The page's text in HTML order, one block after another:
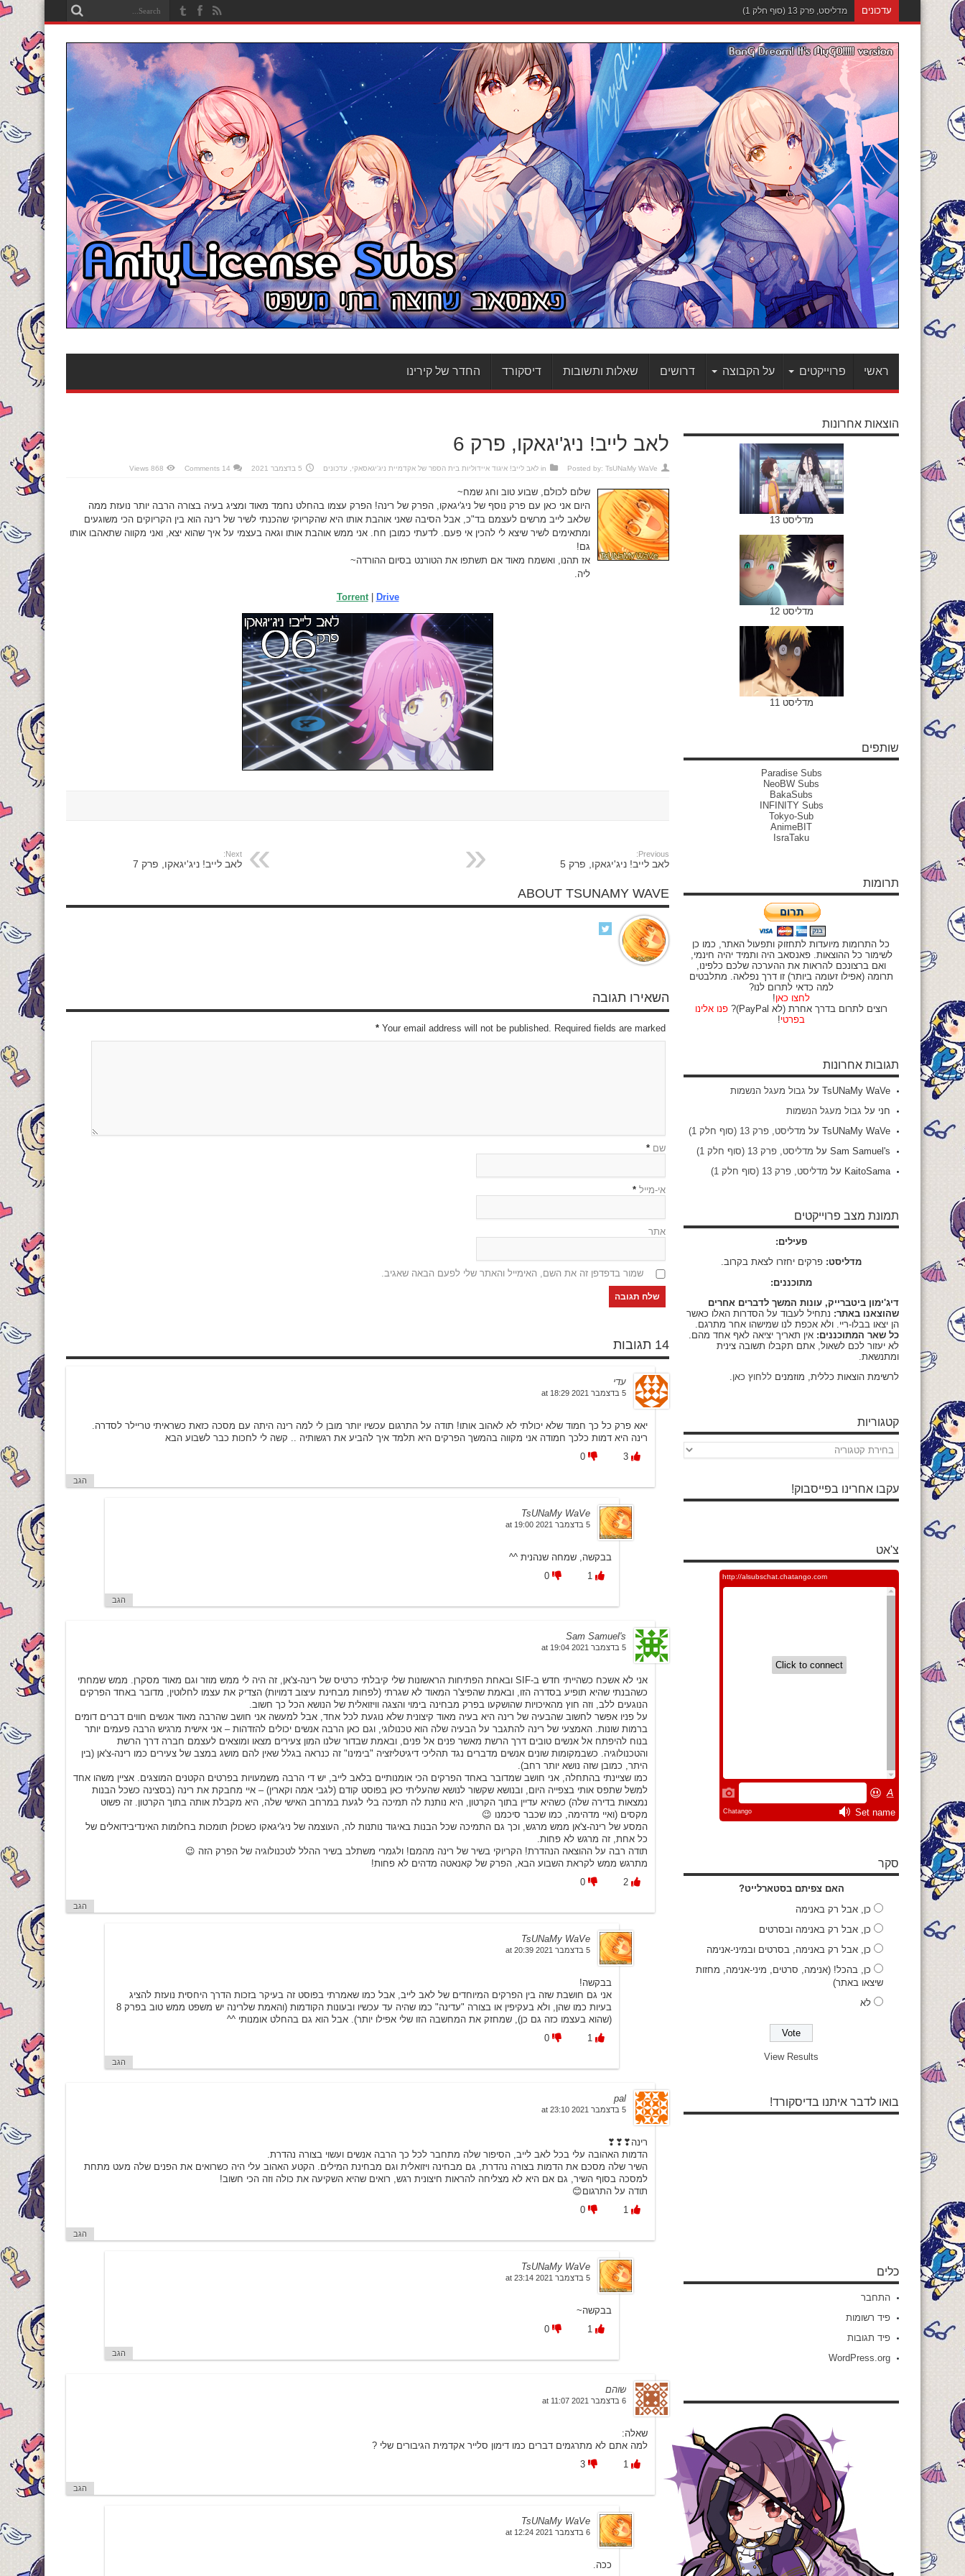
עדכונים מדליסט, פרק 12
ראשי פרוייקטים על הקבוצה דרושים שאלות ותשובות דיסקורד החדר של קירינו
לאב לייב! ניג'יגאקו, פרק 6
Posted by: TsUNaMy WaVe
in לאב לייב! איגוד איידוליות בית הספר של אקדמיית ניג'יגאסאקי עדכונים 5 בדצמבר 2021 14 Comments
868 Views
שלום לכולם, שבוע טוב וחג שמח~
היום אני כאן עם פרק נוסף של ניג'יגאקו, הפרק של רינה! הפרק עצמו בהחלט נחמד מאוד ומציג בעיה בצורה הרבה יותר נועזת ממה
שלאב לייב מרשים לעצמם בד"כ, אבל הסיבה שאני אוהבת אותו היא שהקריוקי שהכנתי לשיר של רינה הוא בין הקריוקים הכי משוגעים
ומתאימים לשיר שיצא לי להכין אי פעם. לדעתי כמובן חח. אני ממש אוהבת אותו וגאה בעצמי על איך שהוא יצא, ואני מקווה שתאהבו אותו
גם!
אז תהנו, ואשמח מאוד אם תשתפו את הטורנט בסיום ההורדה~
ליה.
Torrent| Drive
Previous:
לאב לייב! ניג'יגאקו, פרק 5
Next:
לאב לייב! ניג'יגאקו, פרק 7
ABOUT TSUNAMY WAVE
השאירו תגובה
Your email address will not be published. Required fields are marked
*
שם *
אי-מייל *
אתר
שמור בדפדפן זה את השם, האימייל והאתר שלי לפעם הבאה שאגיב.
14 תגובות
עדי
5 בדצמבר 2021 at 18:29
יאא פרק כל כך חמוד שלא יכולתי לא לאהוב אותו! תודה על התרגום עכשיו יותר מובן לי למה רינה היתה עם מסכה כזאת כשראיתי טריילר לסדרה.
רינה היא דמות כלכך חמודה אני מקווה בהמשך הפרקים היא תלמד איך להביע את רגשותיה .. קשה לי לחכות כבר לשבוע הבא
3
0
הגב
TsUNaMy WaVe
5 בדצמבר 2021 at 19:00
בבקשה, שמחה שנהנית ^^
1
0
הגב
Sam Samuel's
5 בדצמבר 2021 at 19:04
אני לא אשכח כשהייתי חדש ב-SIF ובאחת הפתיחות הראשונות שלי קיבלתי כרטיס של רינה-צ'אן, זה היה לי ממש מוזר וגם מאוד מסקרן. ממש שמחתי
כשהבנתי שהיא תופיע בסדרה הזו, ובאמת שהפיצ'ר המאוד לא שגרתי (לפחות מבחינת עיצוב דמויות) הצדיק את עצמו לחלוטין, מדובר באחד הפרקים
הנוגעים ללב, וזה חוץ מהאיכויות שהושקעו בפרק מבחינה בימוי והצגה וויזואלית של הנושא הכל כך חשוב.
על פניו אפשר לחשוב שהבעיה של רינה היא בעיה מאוד קיצונית שלא נוגעת לכל אחד, אבל למעשה אני חושב שהרבה מאוד אנשים חווים דברים דומים
ברמות שונות. האמצעי של רינה להתגבר על הבעיה שלה הוא טכנולוגי, וגם כאן הרבה אנשים יכולים להזדהות – אני אישית מרגיש הרבה פעמים יותר
בנוח להיפתח אל אנשים טובים דרך הרשת מאשר פנים אל פנים, ובאמת שבדור שלנו המון צעירים מצאו ומוצאים לעצמם חברה דרך הרשת
והטכנולוגיה. כשבמקומות שונים אנשים מדברים נגד תהליכי דיגיטליזציה "בימינו" זה כנראה בגלל שאין להם מושג במצב של צעירים כמו רינה-צ'אן (בין
היתר, כמובן שזה נושא יותר רחב).
כמו שציינתי בהתחלה, אני חושב שמדובר באחד הפרקים הכי אומנותיים בלאב לייב, יש די הרבה משמעויות בפרטים הקטנים המוצגים. אציין משהו אחד
למשל שתפס אותי בצפייה היום, ובנושא שקשור לנושא שהעליתי כאן בפוסט קודם (לגבי אמה וקארין) – איי מחבקת את רינה (בסצינה כשכל הבנות
נמצאות בדירה שלה) כשהיא עדיין בתוך הקרטון, היא נותנת לה תמיכה בלי לגעת במרחב האישי שלה, היא מקבלת אותה בתוך הקרטון. זה פשוט
מקסים (ואיי מדהימה, כמו שכבר סיכמנו 😉
המסע של רינה-צ'אן ממש מרגש, וכך גם התמיכה שכל הבנות באיגוד נותנות לה, העוצמה של ניג'יגאקו כשכולן תומכות בחלומות האינדיבידואלים של
כל אחת, זה מרגש לא פחות.
תודה רבה על ההוצאה הנהדרת! הקריוקי בשיר של רינה מהמם! ולגמרי משתלב בשיר ההלל לטכנולוגיה של הפרק הזה 😉
מתרגש ממש לקראת השבוע הבא, הפרק של קאנאטה מדהים לא פחות!
2
0
הגב
TsUNaMy WaVe
5 בדצמבר 2021 at 20:39
בבקשה!
אני גם חושבת שזה בין הפרקים המיוחדים של לאב לייב, אבל כמו שאמרתי בפוסט זה בעיקר בזכות הדרך היחסית נועזת להציג
בעיות כמו שהן, ולא בעקיפין או בצורה "עדינה" כמו שהיה עד עכשיו ובעונות הקודמות (והאמת שלרינה יש משפט ממש טוב בפרק 8
(שהוא בעצמו כזה גם כן), שמחזק את המחשבה הזו שלי אפילו יותר). אבל הוא גם בהחלט אומנותי ^^
1
0
הגב
pal
5 בדצמבר 2021 at 23:10
רינה❣❣❣
הדמות האהובה עלי בכל לאב לייב, הסיפור שלה מתחבר לכל כך הרבה אנשים ועשוי בצורה נהדרת.
השיר שלה מסכם את הדמות בצורה נהדרת, גם מבחינה ויזואלית וגם מבחינת המילים. הקטע האהוב עלי היה כשרואים את הפנים שלה מעט מתחת
למסכה בסוף השיר, גם אם היא לא מצליחה להראות חיצונית רגש, רואים שהיא השקיעה את כולה וזה הכי חשוב!
תודה על התרגום😊
1
0
הגב
TsUNaMy WaVe
5 בדצמבר 2021 at 23:14
בבקשה~
1
0
הגב
שוהם
6 בדצמבר 2021 at 11:07
שאלה:
למה אתם לא מתרגמים דברים כמו דימון סלייר אקדמית הגיבורים שלי ?
1
3
הגב
TsUNaMy WaVe
6 בדצמבר 2021 at 12:24
ככה.
הוצאות אחרונות
מדליסט 13
מדליסט 12
מדליסט 11
שותפים
Paradise Subs
NeoBW Subs
BakaSubs
INFINITY Subs
Tokyo-Sub
AnimeBIT
IsraTaku
תרומות
כל התרומות מיועדות לתחזוק ותפעול האתר, כמו כן
לשימור כל ההוצאות. פאנסאב היה ותמיד יהיה חינמי,
ואם ברצונכם להראות את ההערכה שלכם כלפינו,
תרומה (אפילו זעומה ביותר) זו דרך נפלאה. מתלבטים
למה כדאי לתרום לנו?
לחצו כאן!
רוצים לתרום בדרך אחרת (לא PayPal)?
פנו אלינו
בפרטי!
תגובות אחרונות
TsUNaMy WaVe על גבול מעגל הנשמות
חני על גבול מעגל הנשמות
TsUNaMy WaVe על מדליסט, פרק 13 (סוף חלק 1)
Sam Samuel's על מדליסט, פרק 13 (סוף חלק 1)
KaitoSama על מדליסט, פרק 13 (סוף חלק 1)
תמונת מצב פרוייקטים
פעילים:
מדליסט: פרקים יחזרו לצאת בקרוב.
מתוכננים:
דיג'ימון ביטברייק, עונות המשך לדברים אחרים
שהוצאנו באתר: נתחיל לעבוד על הסדרות האלו כאשר
הן יצאו בבלו-ריי. ולא אכפת לנו שמישהו אחר מתרגם.
כל שאר המתוכננים: אין תאריך יציאה לאף אחד מהם.
לא יעזור לכם לשאול, אתם תקבלו תשובה צינית
ומתנשאת.
לרשימת הוצאות כללית, מוזמנים ללחוץ כאן.
קטגוריות
קטגוריות
עקבו אחרינו בפייסבוק!
צ'אט
סקר
האם צפיתם בסטארלייט?
כן, אבל רק באנימה
כן, אבל רק באנימה ובסרטים
כן, אבל רק באנימה, בסרטים ובמיני-אנימה
כן, בהכל! (אנימה, סרטים, מיני-אנימה, מחזות
שיצאו באתר)
לא
View Results
בואו לדבר איתנו בדיסקורד!
כלים
התחבר
פיד רשומות
פיד תגובות
WordPress.org